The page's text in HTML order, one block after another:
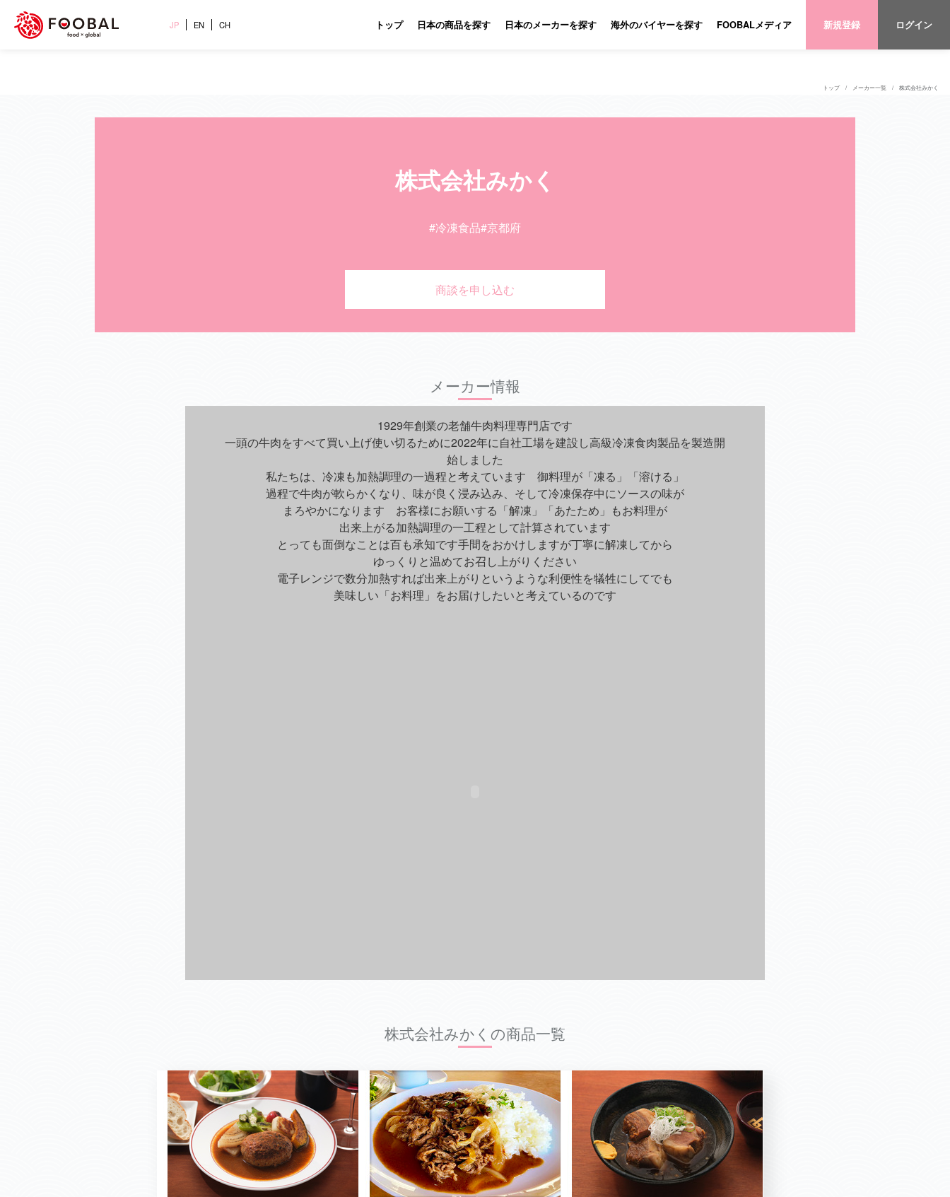
JP EN CH トップ 日本の商品を探す 日本のメーカーを探す 海外のバイヤーを探す FOOBALメディア 新規登録 ログイン
トップ メーカー一覧 株式会社みかく
株式会社みかく
#冷凍食品#京都府
商談を申し込む
メーカー情報
1929年創業の老舗牛肉料理専門店です
一頭の牛肉をすべて買い上げ使い切るために2022年に自社工場を建設し高級冷凍食肉製品を製造開
始しました
私たちは、冷凍も加熱調理の一過程と考えています 御料理が「凍る」「溶ける」
過程で牛肉が軟らかくなり、味が良く浸み込み、そして冷凍保存中にソースの味が
まろやかになります お客様にお願いする「解凍」「あたため」もお料理が
出来上がる加熱調理の一工程として計算されています
とっても面倒なことは百も承知です手間をおかけしますが丁寧に解凍してから
ゆっくりと温めてお召し上がりください
電子レンジで数分加熱すれば出来上がりというような利便性を犠牲にしてでも
美味しい「お料理」をお届けしたいと考えているのです
株式会社みかくの商品一覧